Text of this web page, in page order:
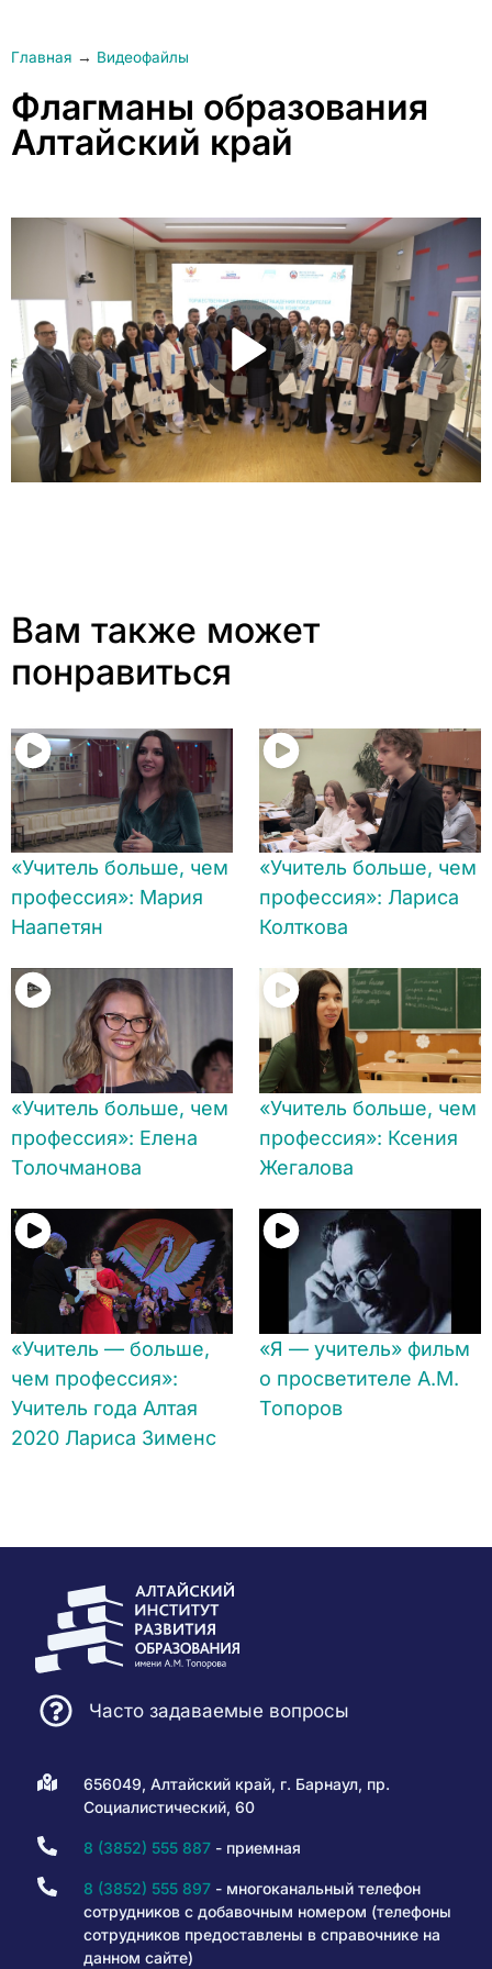
Главная → Видеофайлы
Флагманы образования
Алтайский край
Play Video
Вам также может
понравиться
«Учитель больше, чем
профессия»: Мария
Наапетян
«Учитель больше, чем
профессия»: Лариса
Колткова
«Учитель больше, чем
профессия»: Елена
Толочманова
«Учитель больше, чем
профессия»: Ксения
Жегалова
«Учитель — больше,
чем профессия»:
Учитель года Алтая
2020 Лариса Зименс
«Я — учитель» фильм
о просветителе А.М.
Топоров
Часто задаваемые вопросы
656049, Алтайский край, г. Барнаул, пр.
Социалистический, 60
8 (3852) 555 887- приемная
8 (3852) 555 897- многоканальный телефон
сотрудников с добавочным номером (телефоны
сотрудников предоставлены в справочнике на
данном сайте)